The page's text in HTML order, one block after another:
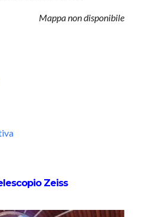
Mappa non disponibile
Zeiss